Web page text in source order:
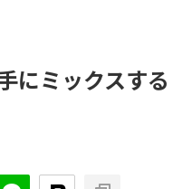
にミックスする